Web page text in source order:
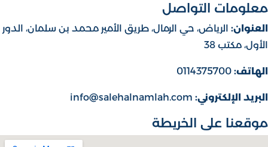
معلومات التواصل
العنوان: الرياض، حي الرمال، طريق الأمير محمد بن سلمان، الدور
الأول، مكتب 38
الهاتف:
البريد الإلكتروني:
موقعنا على الخريطة